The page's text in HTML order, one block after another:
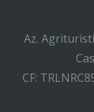
Az.
CF: